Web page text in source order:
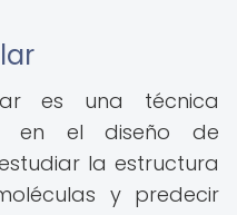
es una técnica
en el diseño de
la estructura
y predecir